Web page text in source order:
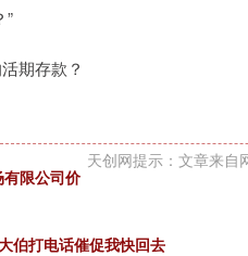
”
期存款？
天创网提示：文章来自
限公司价
伯打电话催促我快回去